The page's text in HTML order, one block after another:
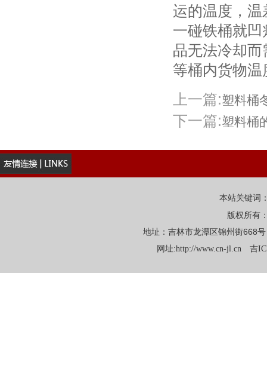
运的温度，
一碰铁桶就
品无法冷却
等桶内货物
上一篇:塑料桶
下一篇:塑料桶
本站关键词
版权所有
地址：吉林市龙潭区锦州街
网址:http://www.cn-jl.cn 吉